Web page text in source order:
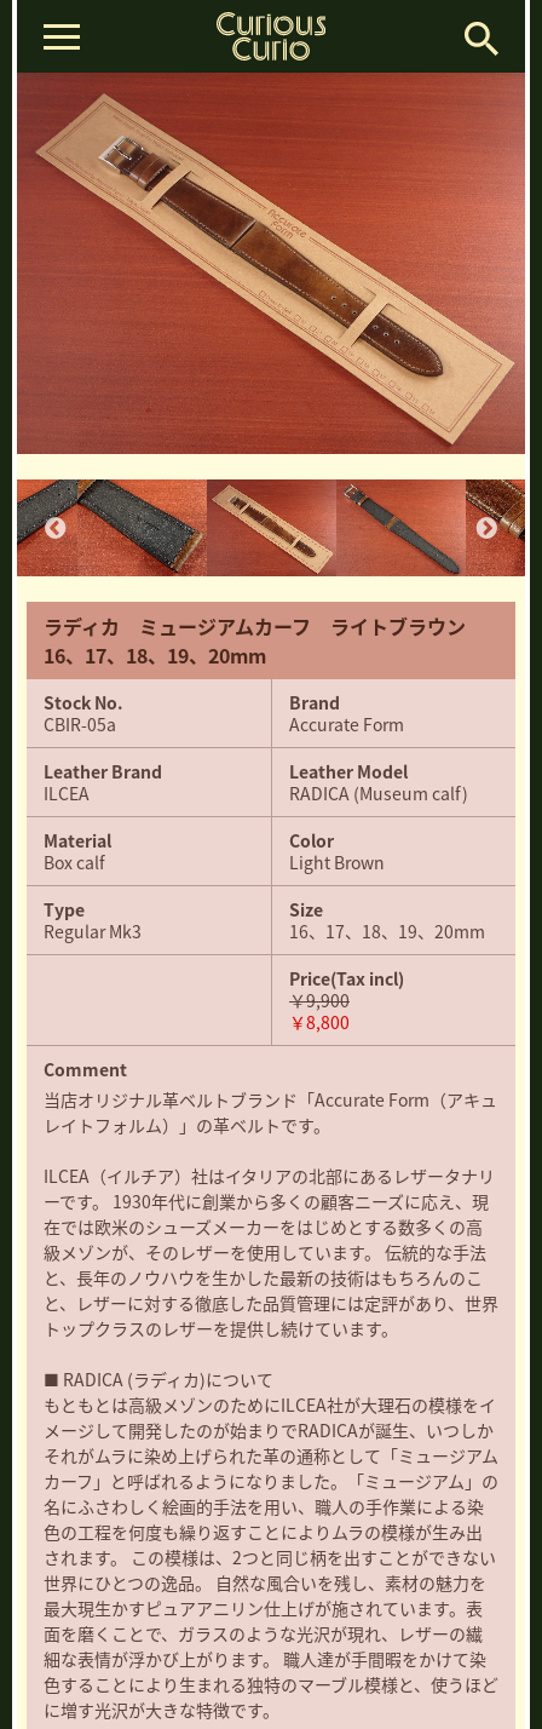
ラディカ ミュージアムカーフ ライトブラウン
16、17、18、19、20mm
Stock No.
CBIR-05a
Brand
Accurate Form
Leather Brand
ILCEA
Leather Model
RADICA (Museum calf)
Material
Box calf
Color
Light Brown
Type
Regular Mk3
Size
16、17、18、19、20mm
Price(Tax incl)
￥9,900
￥8,800
Comment
当店オリジナル革ベルトブランド「Accurate Form（アキュ
レイトフォルム）」の革ベルトです。
ILCEA（イルチア）社はイタリアの北部にあるレザータナリ
ーです。 1930年代に創業から多くの顧客ニーズに応え、現
在では欧米のシューズメーカーをはじめとする数多くの高
級メゾンが、そのレザーを使用しています。 伝統的な手法
と、長年のノウハウを生かした最新の技術はもちろんのこ
と、レザーに対する徹底した品質管理には定評があり、世界
トップクラスのレザーを提供し続けています。
■ RADICA (ラディカ)について
もともとは高級メゾンのためにILCEA社が大理石の模様をイ
メージして開発したのが始まりでRADICAが誕生、いつしか
それがムラに染め上げられた革の通称として「ミュージアム
カーフ」と呼ばれるようになりました。「ミュージアム」の
名にふさわしく絵画的手法を用い、職人の手作業による染
色の工程を何度も繰り返すことによりムラの模様が生み出
されます。 この模様は、2つと同じ柄を出すことができない
世界にひとつの逸品。 自然な風合いを残し、素材の魅力を
最大現生かすピュアアニリン仕上げが施されています。表
面を磨くことで、ガラスのような光沢が現れ、レザーの繊
細な表情が浮かび上がります。 職人達が手間暇をかけて染
色することにより生まれる独特のマーブル模様と、使うほど
に増す光沢が大きな特徴です。